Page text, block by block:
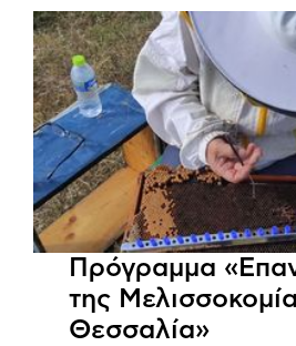
Πρόγραμμα
της
Θεσσαλία»